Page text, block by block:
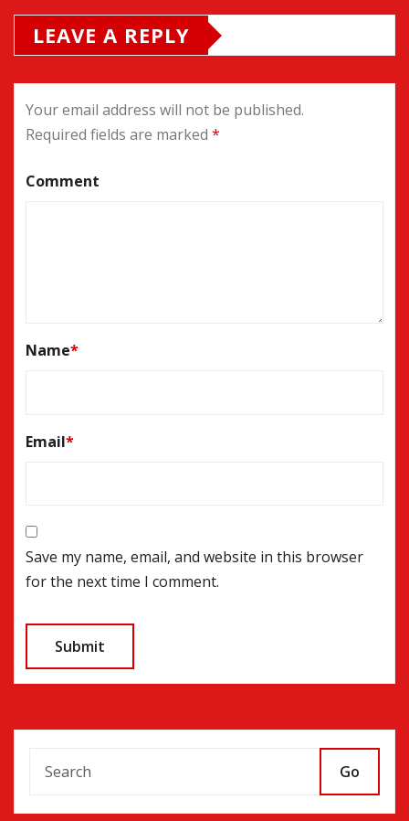
LEAVE A REPLY
Your email address will not be published.
Required fields are marked *
Comment
Name*
Email*
Save my name, email, and website in this browser
for the next time I comment.
Go